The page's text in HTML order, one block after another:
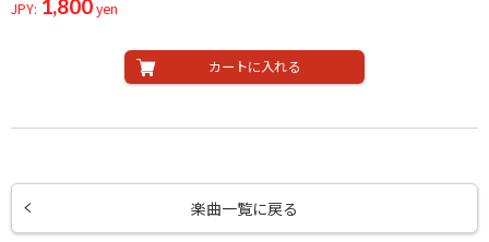
JPY: 1,800yen
カートに入れる
楽曲一覧に戻る